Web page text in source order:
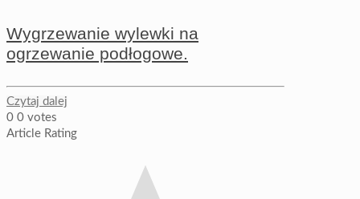
Wygrzewanie wylewki na
ogrzewanie podłogowe.
Czytaj dalej
0 0 votes
Article Rating